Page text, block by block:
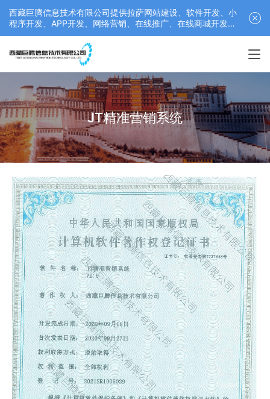
西藏巨腾信息技术有限公司提供拉萨网站建设、软件开发、小
程序开发、APP开发、网络营销、在线推广、在线商城开发等
服务，联系电话： 17689511878
JT精准营销系统